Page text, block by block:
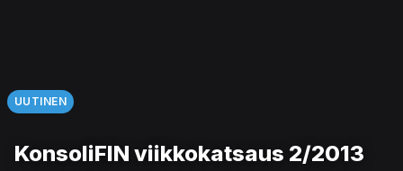
UUTINEN
KonsoliFIN viikkokatsaus 2/2013